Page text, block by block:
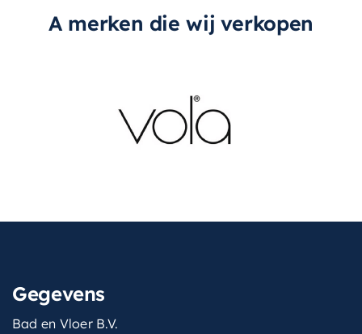
A merken die wij verkopen
Gegevens
Bad en Vloer B.V.